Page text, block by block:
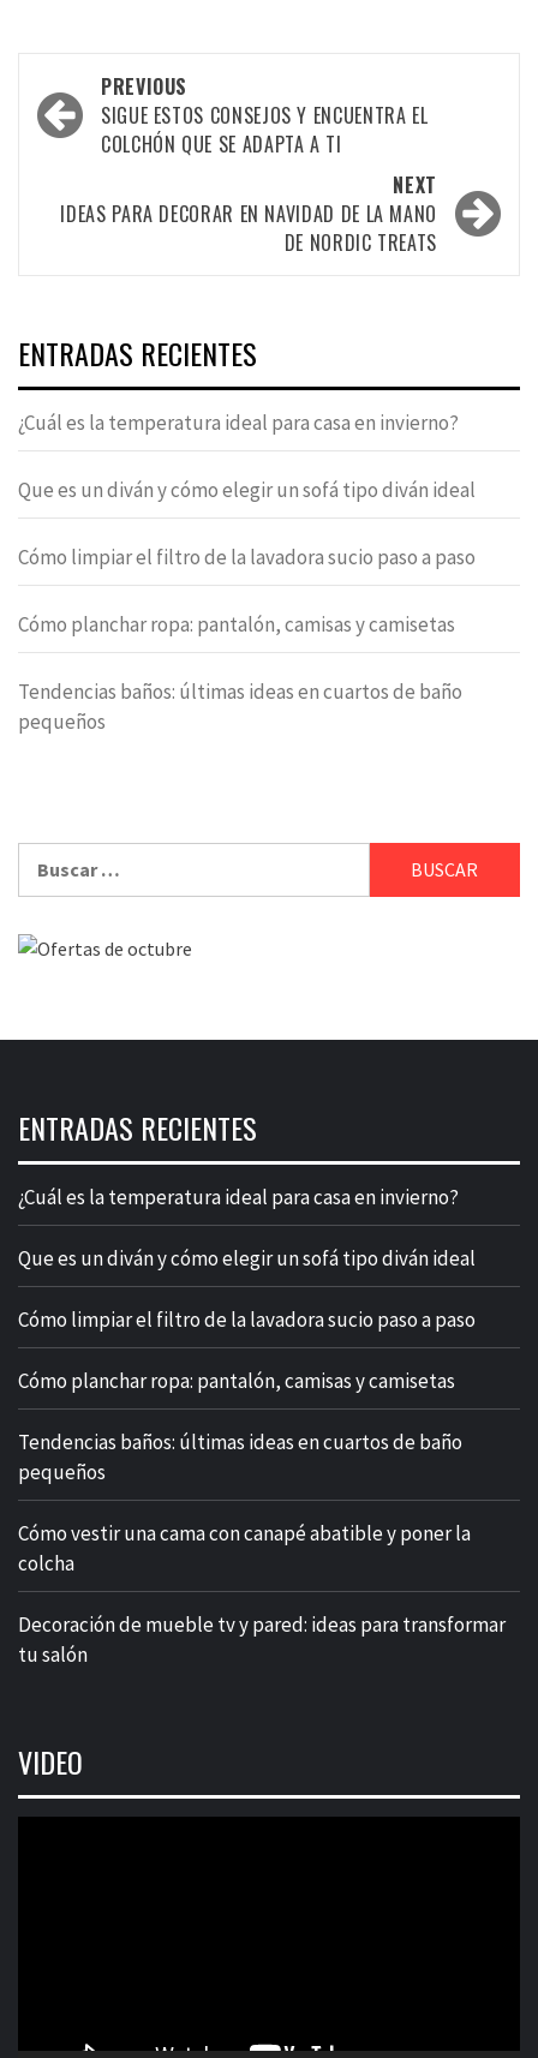
Post
navigation
PREVIOUS
SIGUE ESTOS CONSEJOS Y ENCUENTRA EL
COLCHÓN QUE SE ADAPTA A TI
NEXT
IDEAS PARA DECORAR EN NAVIDAD DE LA MANO
DE NORDIC TREATS
ENTRADAS RECIENTES
¿Cuál es la temperatura ideal para casa en invierno?
Que es un diván y cómo elegir un sofá tipo diván ideal
Cómo limpiar el filtro de la lavadora sucio paso a paso
Cómo planchar ropa: pantalón, camisas y camisetas
Tendencias baños: últimas ideas en cuartos de baño
pequeños
ENTRADAS RECIENTES
¿Cuál es la temperatura ideal para casa en invierno?
Que es un diván y cómo elegir un sofá tipo diván ideal
Cómo limpiar el filtro de la lavadora sucio paso a paso
Cómo planchar ropa: pantalón, camisas y camisetas
Tendencias baños: últimas ideas en cuartos de baño
pequeños
Cómo vestir una cama con canapé abatible y poner la
colcha
Decoración de mueble tv y pared: ideas para transformar
tu salón
VIDEO